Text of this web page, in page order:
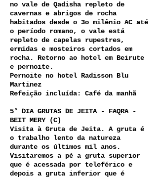
no vale de Qadisha repleto de
cavernas e abrigos de rocha
habitados desde o 3o milênio AC até
o período romano, o vale está
repleto de capelas rupestres,
ermidas e mosteiros cortados em
rocha. Retorno ao hotel em Beirute
e pernoite.
Pernoite no hotel Radisson Blu
Martinez
Refeição incluída: Café da manhã
5° DIA GRUTAS DE JEITA - FAQRA -
BEIT MERY (C)
Visita à Gruta de Jeita. A gruta é
o trabalho lento da natureza
durante os últimos mil anos.
Visitaremos a pé a gruta superior
que é acessada por teleférico e
depois a gruta inferior que é